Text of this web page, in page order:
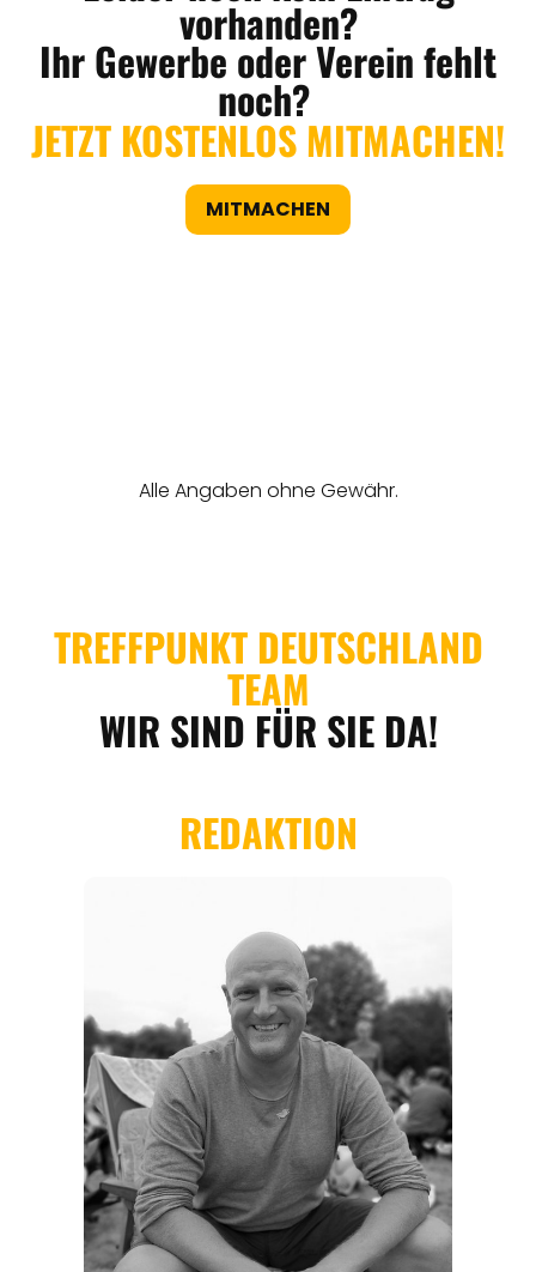
vorhanden?
Ihr Gewerbe oder Verein fehlt
noch?
JETZT KOSTENLOS MITMACHEN!
MITMACHEN